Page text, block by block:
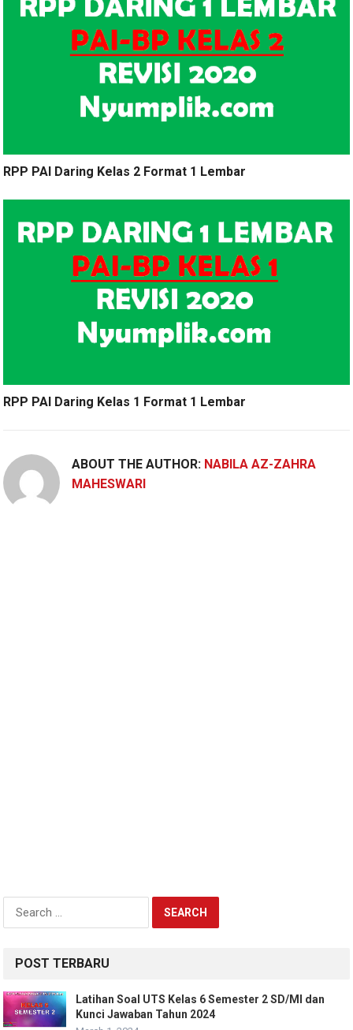
RPP PAI Daring Kelas 2 Format 1 Lembar
RPP PAI Daring Kelas 1 Format 1 Lembar
ABOUT THE AUTHOR: NABILA AZ-ZAHRA
MAHESWARI
Search
for:
POST TERBARU
Latihan Soal UTS Kelas 6 Semester 2 SD/MI dan
Kunci Jawaban Tahun 2024